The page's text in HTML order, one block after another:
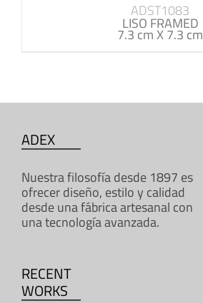
ADST1083
LISO FRAMED
7.3 cm X 7.3 cm
ADEX
Nuestra filosofía desde 1897 es
ofrecer diseño, estilo y calidad
desde una fábrica artesanal con
una tecnología avanzada.
RECENT
WORKS